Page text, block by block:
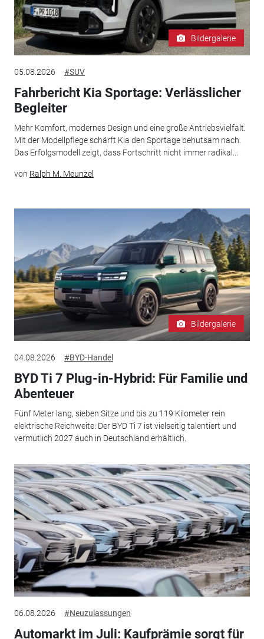
Bildergalerie
05.08.2026 #SUV
Fahrbericht Kia Sportage: Verlässlicher
Begleiter
Mehr Komfort, modernes Design und eine große Antriebsvielfalt:
Mit der Modellpflege schärft Kia den Sportage behutsam nach.
Das Erfolgsmodell zeigt, dass Fortschritt nicht immer radikal...
von Ralph M. Meunzel
Bildergalerie
04.08.2026 #BYD-Handel
BYD Ti 7 Plug-in-Hybrid: Für Familie und
Abenteuer
Fünf Meter lang, sieben Sitze und bis zu 119 Kilometer rein
elektrische Reichweite: Der BYD Ti 7 ist vielseitig talentiert und
vermutlich 2027 auch in Deutschland erhältlich.
06.08.2026 #Neuzulassungen
Automarkt im Juli: Kaufprämie sorgt für